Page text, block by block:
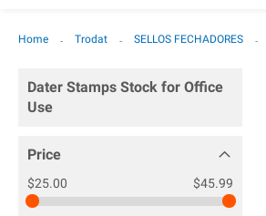
Home Trodat SELLOS FECHADORES
Dater Stamps Stock for Office
Use
Price
$25.00 $45.99